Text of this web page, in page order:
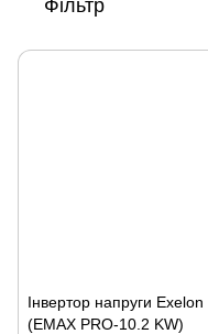
Фільтр
Інвертор напруги Exelon
(EMAX PRO-10.2 KW)